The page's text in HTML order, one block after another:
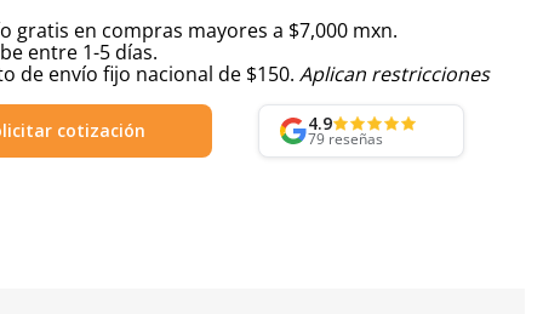
gratis en compras mayores a $7,000 mxn.
entre 1-5 días.
de envío fijo nacional de $150. Aplican restricciones
cotización 4.9
79 reseñas